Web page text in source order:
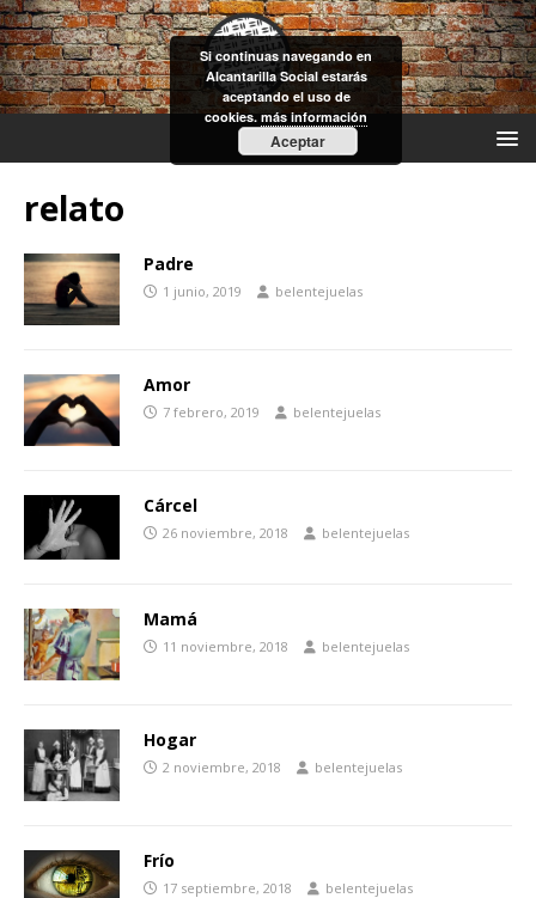
relato
Padre
1 junio, 2019 belentejuelas
Amor
7 febrero, 2019 belentejuelas
Cárcel
26 noviembre, 2018 belentejuelas
Mamá
11 noviembre, 2018 belentejuelas
Hogar
2 noviembre, 2018 belentejuelas
Frío
17 septiembre, 2018 belentejuelas
Si continuas navegando en
Alcantarilla Social estarás
aceptando el uso de
cookies.más información
Aceptar